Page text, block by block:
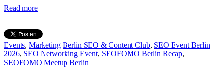
Read more
Events, Marketing Berlin SEO & Content Club, SEO Event Berlin
2026, SEO Networking Event, SEOFOMO Berlin Recap,
SEOFOMO Meetup Berlin